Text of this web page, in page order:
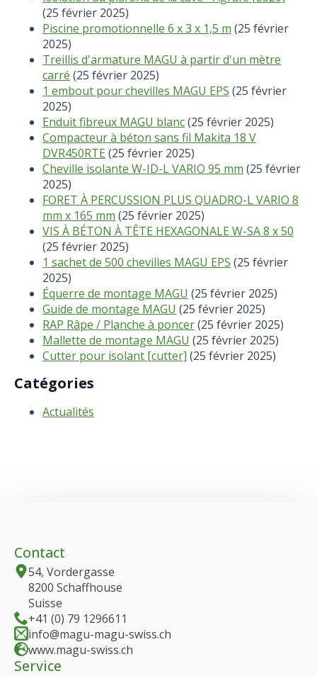
(25 février 2025)
Piscine promotionnelle 6 x 3 x 1,5 m (25 février
2025)
Treillis d'armature MAGU à partir d'un mètre
carré (25 février 2025)
1 embout pour chevilles MAGU EPS (25 février
2025)
Enduit fibreux MAGU blanc(25 février 2025)
Compacteur à béton sans fil Makita 18 V
DVR450RTE (25 février 2025)
Cheville isolante W-ID-L VARIO 95 mm (25 février
2025)
FORET À PERCUSSION PLUS QUADRO-L VARIO 8
mm x 165 mm (25 février 2025)
VIS À BÉTON À TÊTE HEXAGONALE W-SA 8 x 50
(25 février 2025)
1 sachet de 500 chevilles MAGU EPS (25 février
2025)
Équerre de montage MAGU (25 février 2025)
Guide de montage MAGU (25 février 2025)
RAP Râpe / Planche à poncer(25 février 2025)
Mallette de montage MAGU (25 février 2025)
Cutter pour isolant [cutter] (25 février 2025)
Catégories
Actualités
Contact
54, Vordergasse
8200 Schaffhouse
Suisse
+41 (0) 79 1296611
info@magu-magu-swiss.ch
www.magu-swiss.ch
Service